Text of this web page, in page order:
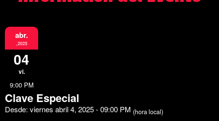
abr.
,2025
04
vi.
9:00 PM
Clave Especial
Desde: viernes abril 4, 2025 - 09:00 PM (hora local)